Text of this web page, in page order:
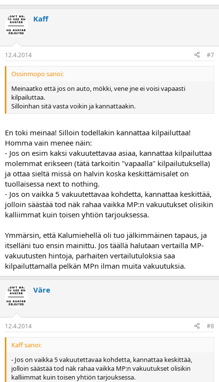
Kaff
12.4.2014 #7
Ossinmopo sanoi:
Meinaatko että jos on auto, mökki, vene jne ei voisi vapaasti
kilpailuttaa.
Silloinhan sitä vasta voikin ja kannattaakin.
En toki meinaa! Silloin todellakin kannattaa kilpailuttaa!
Homma vain menee näin:
- Jos on esim kaksi vakuutettavaa asiaa, kannattaa kilpailuttaa
molemmat erikseen (tätä tarkoitin "vapaalla" kilpailutuksella)
ja ottaa sieltä missä on halvin koska keskittämisalet on
tuollaisessa next to nothing.
- Jos on vaikka 5 vakuutettavaa kohdetta, kannattaa keskittää,
jolloin säästää tod näk rahaa vaikka MP:n vakuutukset olisikin
kalliimmat kuin toisen yhtiön tarjouksessa.
Ymmärsin, että Kalumiehellä oli tuo jälkimmäinen tapaus, ja
itselläni tuo ensin mainittu. Jos täällä halutaan vertailla MP-
vakuutusten hintoja, parhaiten vertailutuloksia saa
kilpailuttamalla pelkän MPn ilman muita vakuutuksia.
Väre
12.4.2014 #8
Kaff sanoi:
- Jos on vaikka 5 vakuutettavaa kohdetta, kannattaa keskittää,
jolloin säästää tod näk rahaa vaikka MP:n vakuutukset olisikin
kalliimmat kuin toisen yhtiön tarjouksessa.